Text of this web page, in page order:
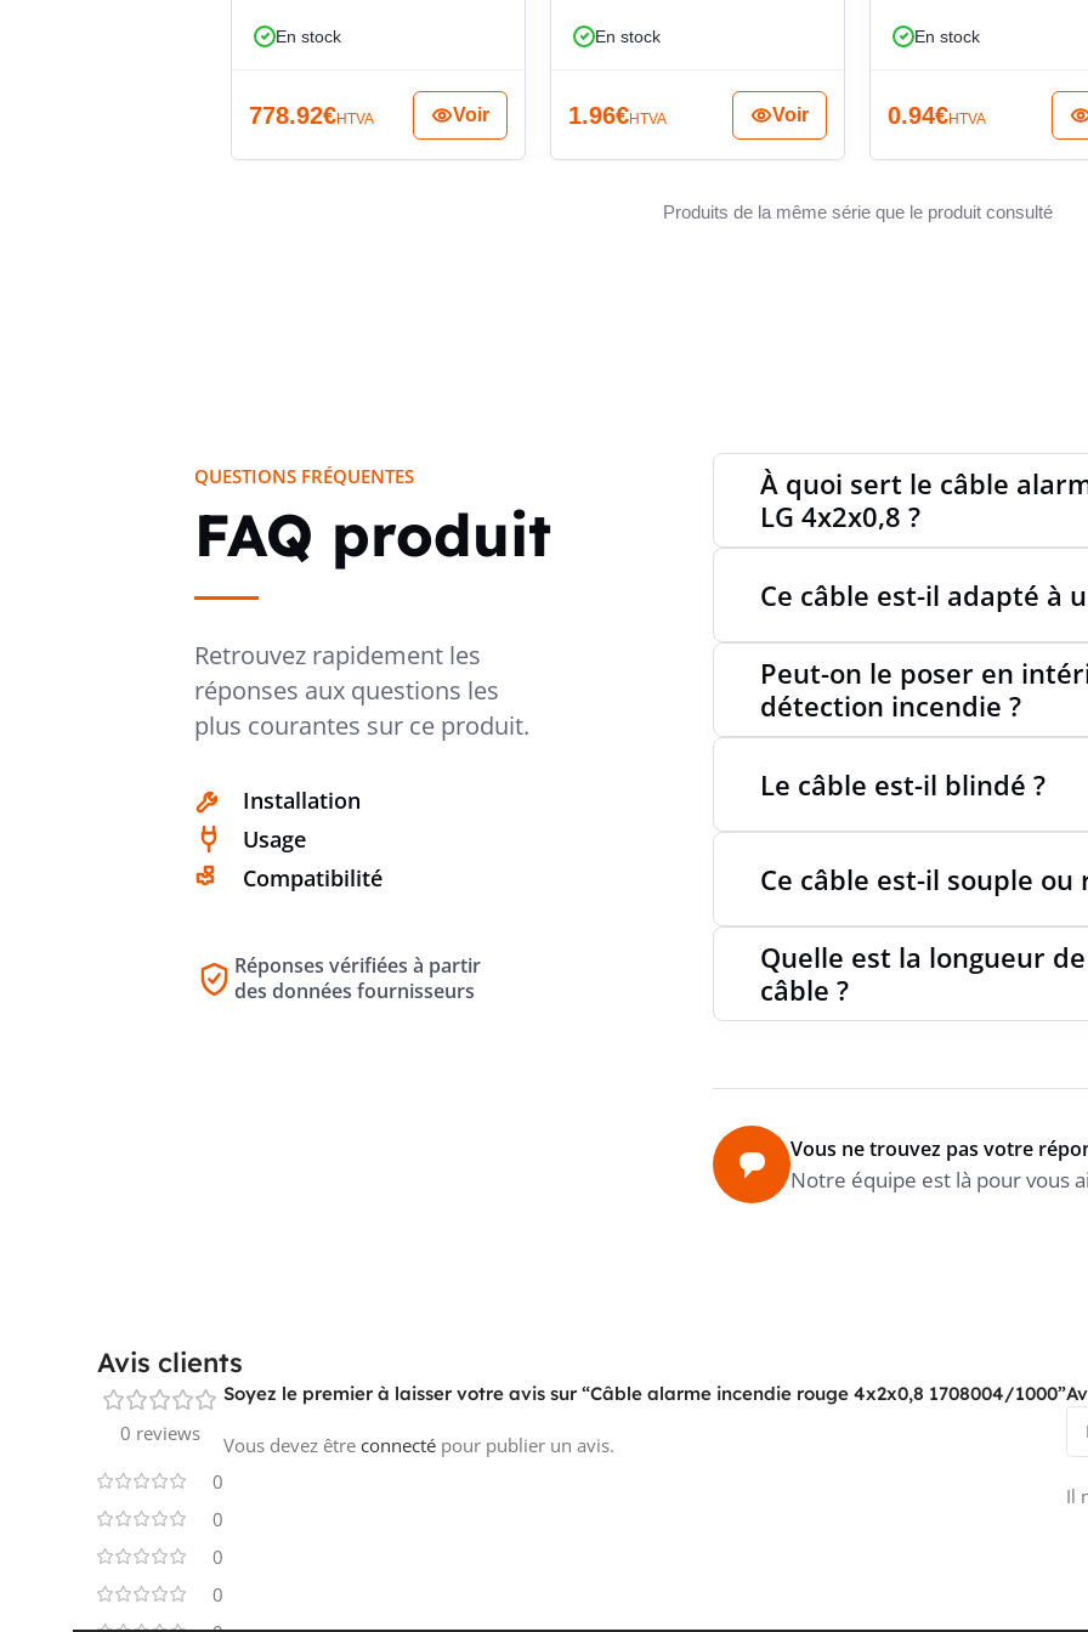
plusieurs circuits doivent être regroupés dans une seule référence, avec un câblage lisible et une
POIDS
En stock
778.92€HTVA Voir
En stock
1.96€HTVA Voir
En stock
0.94€HTVA
Produits de la même série que le produit consulté
QUESTIONS FRÉQUENTES
FAQ produit
Retrouvez rapidement les
réponses aux questions les
plus courantes sur ce produit.
Installation
Usage
Compatibilité
Réponses vérifiées à partir
des données fournisseurs
À quoi sert le câble
LG 4x2x0,8 ?
Ce câble est-il adapté à
Peut-on le poser en
détection incendie ?
Le câble est-il blindé ?
Ce câble est-il souple ou
Quelle est la longueur
câble ?
Vous ne trouvez pas votre
Notre équipe est là pour vous
Avis clients
0 reviews
0
0
0
0
Il
Soyez le premier à laisser votre avis sur “Câble alarme incendie rouge 4x2x0,8 1708004/1000”
Vous devez être connecté pour publier un avis.